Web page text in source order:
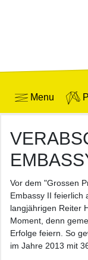
Menu
Vor dem "Grossen
Embassy II feierlich
langjährigen Reiter
Moment, denn
Erfolge feiern. So
im Jahre 2013 mit